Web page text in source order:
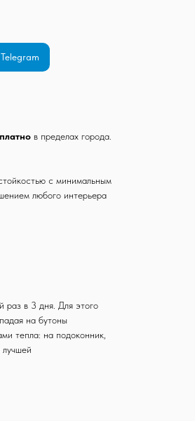
в пределах города.
с минимальным
любого интерьера
раз в 3 дня. Для этого
на бутоны
тепла: на подоконник,